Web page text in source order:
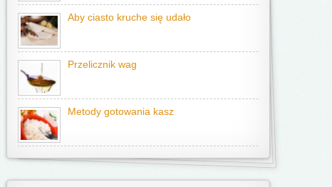
Aby ciasto kruche się udało
Przelicznik wag
Metody gotowania kasz